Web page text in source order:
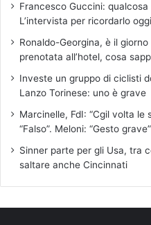
Francesco Guccini:
L’intervista per ricordarlo oggi
Ronaldo-Georgina, è il
prenotata all’hotel, cosa
Investe un gruppo di ciclisti
Lanzo Torinese: uno è grave
Marcinelle, FdI: “Cgil volta le
“Falso”. Meloni: “Gesto grave”
Sinner parte per gli Usa, tra
saltare anche Cincinnati